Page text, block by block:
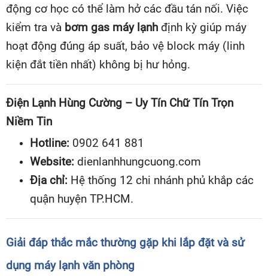
động cơ học có thể làm hở các đầu tán nối. Việc
kiểm tra và bơm gas máy lạnh định kỳ giúp máy
hoạt động đúng áp suất, bảo vệ block máy (linh
kiện đắt tiền nhất) không bị hư hỏng.
Điện Lạnh Hùng Cường – Uy Tín Chữ Tín Trọn
Niềm Tin
Hotline: 0902 641 881
Website: dienlanhhungcuong.com
Địa chỉ: Hệ thống 12 chi nhánh phủ khắp các
quận huyện TP.HCM.
Giải đáp thắc mắc thường gặp khi lắp đặt và sử
dụng máy lạnh văn phòng